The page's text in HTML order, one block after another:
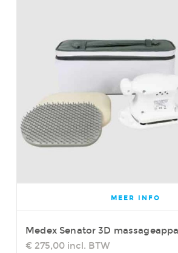
MEER INFO
Medex Senator 3D
€ 275,00 incl. BTW